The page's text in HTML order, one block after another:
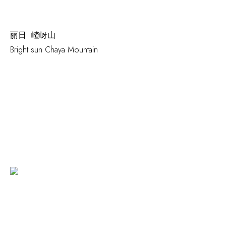
丽日 嵖岈山
Bright sun Chaya Mountain